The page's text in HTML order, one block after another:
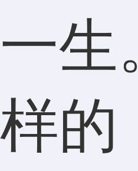
一生
样的